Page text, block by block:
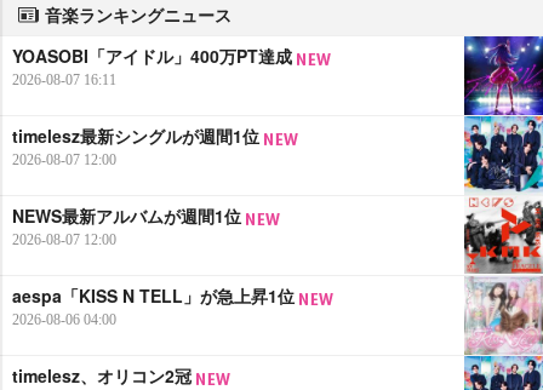
音楽ランキングニュース
YOASOBI「アイドル」400万PT達成
2026-08-07 16:11
timelesz最新シングルが週間1位
2026-08-07 12:00
NEWS最新アルバムが週間1位
2026-08-07 12:00
aespa「KISS N TELL」が急上昇1位
2026-08-06 04:00
timelesz、オリコン2冠